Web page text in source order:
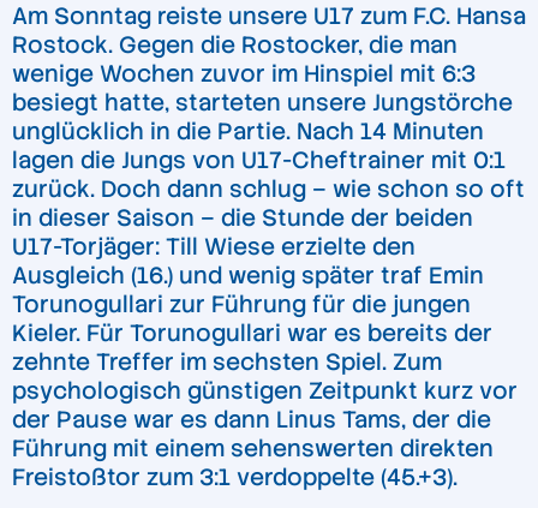
Am Sonntag reiste unsere U17 zum F.C. Hansa
Rostock. Gegen die Rostocker, die man
wenige Wochen zuvor im Hinspiel mit 6:3
besiegt hatte, starteten unsere Jungstörche
unglücklich in die Partie. Nach 14 Minuten
lagen die Jungs von U17-Cheftrainer mit 0:1
zurück. Doch dann schlug – wie schon so oft
in dieser Saison – die Stunde der beiden
U17-Torjäger: Till Wiese erzielte den
Ausgleich (16.) und wenig später traf Emin
Torunogullari zur Führung für die jungen
Kieler. Für Torunogullari war es bereits der
zehnte Treffer im sechsten Spiel. Zum
psychologisch günstigen Zeitpunkt kurz vor
der Pause war es dann Linus Tams, der die
Führung mit einem sehenswerten direkten
Freistoßtor zum 3:1 verdoppelte (45.+3).